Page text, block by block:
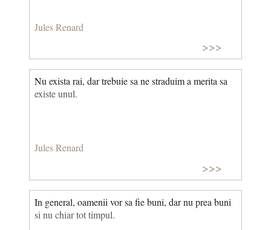
Jules Renard
>>>
Nu exista rai, dar trebuie sa ne straduim a merita sa
existe unul.
Jules Renard
>>>
In general, oamenii vor sa fie buni, dar nu prea buni
si nu chiar tot timpul.